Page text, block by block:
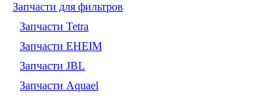
Запчасти для фильтров
Запчасти Tetra
Запчасти EHEIM
Запчасти JBL
Запчасти Aquael